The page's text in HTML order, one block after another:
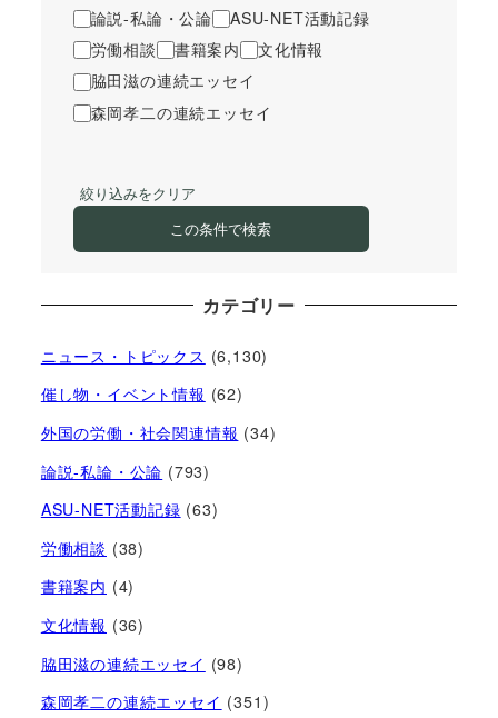
論説-私論・公論
ASU-NET活動記録
労働相談
書籍案内
文化情報
脇田滋の連続エッセイ
森岡孝二の連続エッセイ
絞り込みをクリア
この条件で検索
カテゴリー
ニュース・トピックス (6,130)
催し物・イベント情報 (62)
外国の労働・社会関連情報 (34)
論説-私論・公論 (793)
ASU-NET活動記録 (63)
労働相談 (38)
書籍案内 (4)
文化情報 (36)
脇田滋の連続エッセイ (98)
森岡孝二の連続エッセイ (351)